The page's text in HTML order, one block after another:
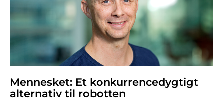
Mennesket: Et konkurrencedygtigt
alternativ til robotten